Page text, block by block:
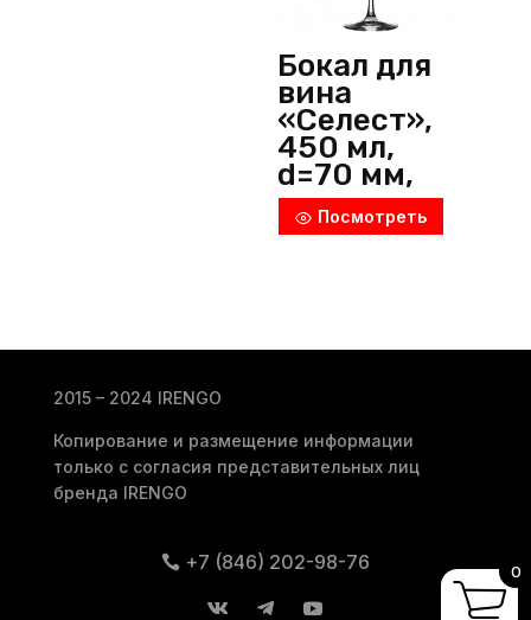
Бокал для
вина
«Селест»,
450 мл,
d=70 мм,
h=240 мм,
стекло,
Посмотреть
2015 – 2024 IRENGO
Копирование и размещение информации
только с согласия представительных лиц
бренда IRENGO
+7 (846) 202-98-76 0